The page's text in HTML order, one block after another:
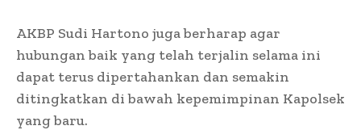
AKBP Sudi Hartono juga berharap agar
hubungan baik yang telah terjalin selama ini
dapat terus dipertahankan dan semakin
ditingkatkan di bawah kepemimpinan Kapolsek
yang baru.